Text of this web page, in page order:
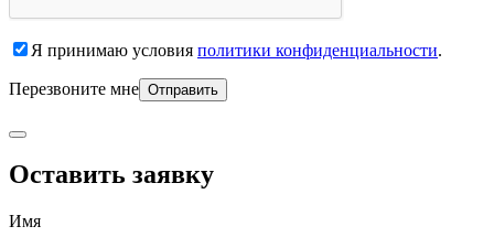
Я принимаю условия политики конфиденциальности.
Перезвоните мне
Оставить заявку
Имя